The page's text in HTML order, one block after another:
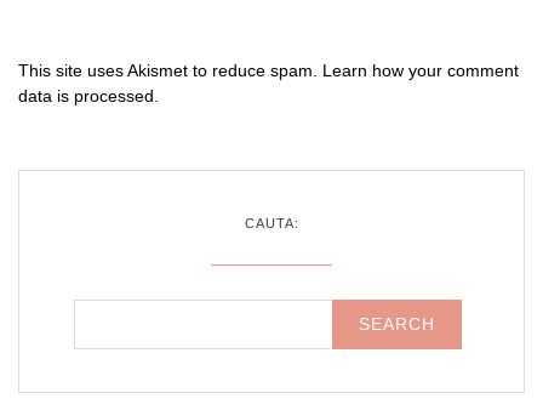
This site uses Akismet to reduce spam. Learn how your comment
data is processed
CAUTA: